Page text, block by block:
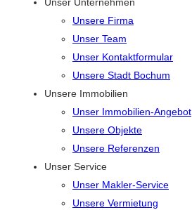
Unsere Firma
Unser Team
Unser Kontaktformular
Unsere Stadt Bochum
Unsere Immobilien
Unser Immobilien-Angebot
Unsere Objekte
Unsere Referenzen
Unser Service
Unser Makler-Service
Unsere Vermietung